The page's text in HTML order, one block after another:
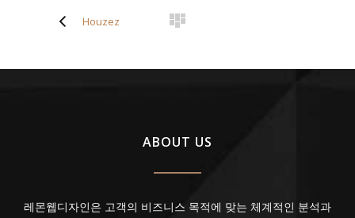
Houzez
ABOUT US
레몬웹디자인은 고객의 비즈니스 목적에 맞는 체계적인 분석과